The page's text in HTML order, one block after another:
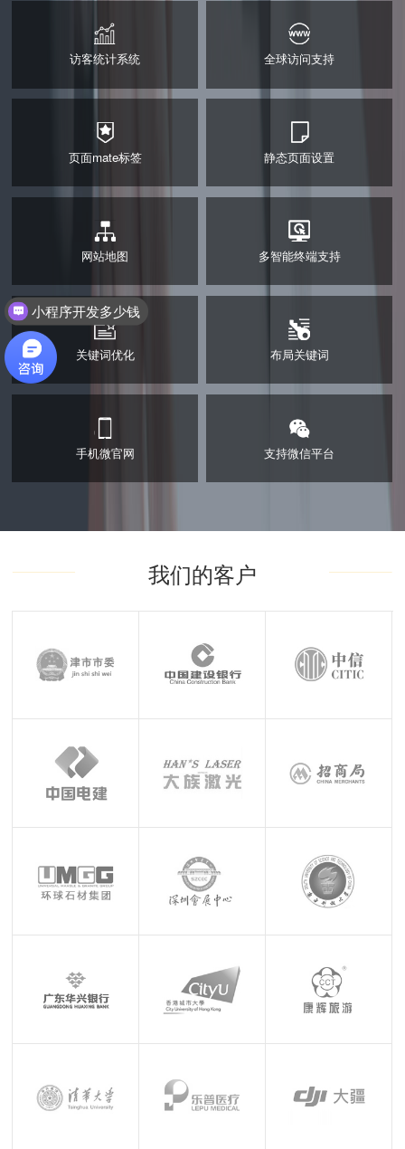
访客统计系统
访客统计系统
全球访问支持
全球访问支持
页面mate标签
页面mate标签
静态页面设置
静态页面设置
网站地图
网站地图
多智能终端支持
多智能终端支持
关键词优化
关键词优化
布局关键词
布局关键词
手机微官网
手机微官网
支持微信平台
支持微信平台
我们的客户
小程序开发多少钱